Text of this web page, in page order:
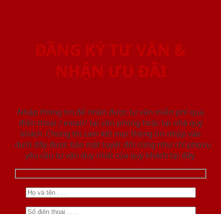
ĐĂNG KÝ TƯ VẤN &
NHẬN ƯU ĐÃI
Nhập thông tin để nhận được tư vấn miễn phí qua
điện thoại / email/ tại văn phòng hoặc tại nhà quý
khách. Chúng tôi cam kết mọi thông tin nhập vào
dưới đây được bảo mật tuyệt đối cũng như chỉ phục vụ
yêu cầu tư vấn duy nhất của quý khách tại đây.